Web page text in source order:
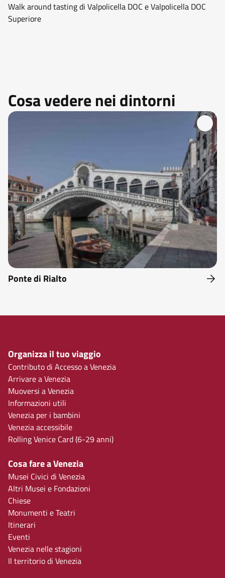
Walk around tasting di Valpolicella DOC e Valpolicella DOC
Superiore
Cosa vedere nei dintorni
Ponte di Rialto
Organizza il tuo viaggio
Contributo di Accesso a Venezia
Arrivare a Venezia
Muoversi a Venezia
Informazioni utili
Venezia per i bambini
Venezia accessibile
Rolling Venice Card (6-29 anni)
Cosa fare a Venezia
Musei Civici di Venezia
Altri Musei e Fondazioni
Chiese
Monumenti e Teatri
Itinerari
Eventi
Venezia nelle stagioni
Il territorio di Venezia